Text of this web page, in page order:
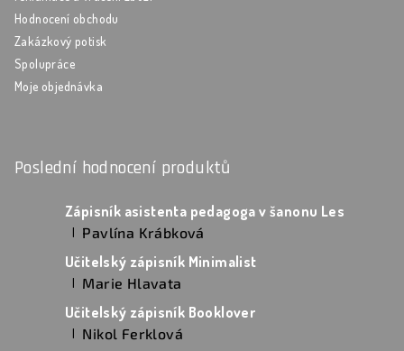
Hodnocení obchodu
Zakázkový potisk
Spolupráce
Moje objednávka
Poslední hodnocení produktů
Zápisník asistenta pedagoga v šanonu Les
Hodnocení produktu je 5 z 5 hvězdiček.
| Pavlína Krábková
Učitelský zápisník Minimalist
Hodnocení produktu je 5 z 5 hvězdiček.
| Marie Hlavata
Učitelský zápisník Booklover
Hodnocení produktu je 5 z 5 hvězdiček.
| Nikol Ferklová